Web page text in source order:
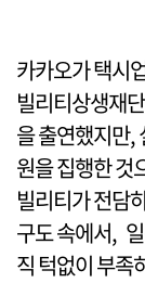
카카오가 택시
빌리티상생재
을 출연했지만,
원을 집행한 것
빌리티가 전담
구도 속에서,
직 턱없이 부족